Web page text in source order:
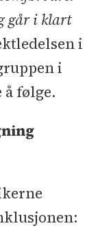
går i klart
i
i
å følge.